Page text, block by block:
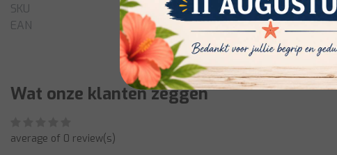
SKU
EAN
Wat onze klanten zeggen
average of 0 review(s)